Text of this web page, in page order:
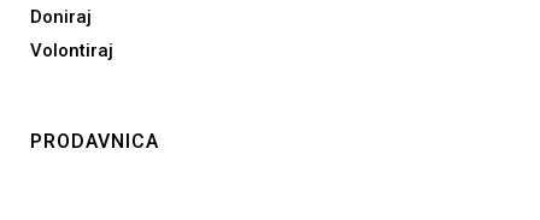
Doniraj
Volontiraj
PRODAVNICA